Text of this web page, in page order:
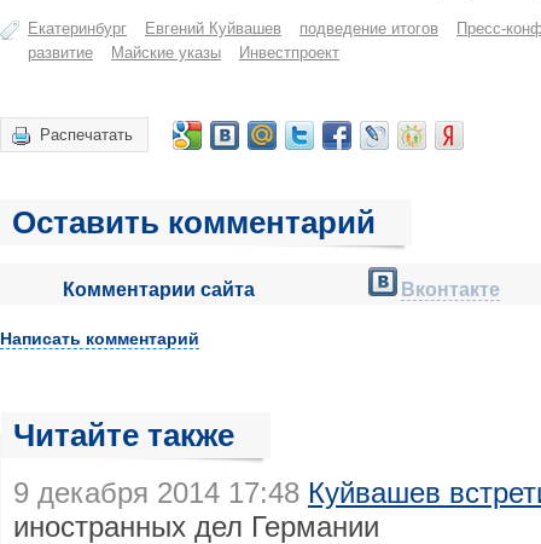
Екатеринбург Евгений Куйвашев подведение итогов
Пресс-
развитие
Майские указы Инвестпроект
Распечатать
Оставить комментарий
Комментарии сайта Вконтакте
Написать комментарий
Читайте также
9 декабря 2014 17:48 Куйвашев
иностранных дел Германии